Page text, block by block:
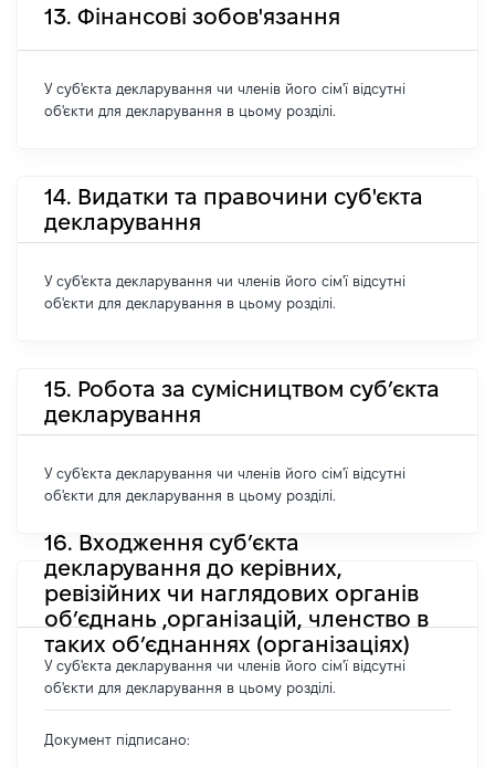
13. Фінансові зобов'язання
У суб'єкта декларування чи членів його сім'ї відсутні
об'єкти для декларування в цьому розділі.
14. Видатки та правочини суб'єкта
декларування
У суб'єкта декларування чи членів його сім'ї відсутні
об'єкти для декларування в цьому розділі.
15. Робота за сумісництвом суб’єкта
декларування
У суб'єкта декларування чи членів його сім'ї відсутні
об'єкти для декларування в цьому розділі.
16. Входження суб’єкта
декларування до керівних,
ревізійних чи наглядових органів
об’єднань ,організацій, членство в
таких об’єднаннях (організаціях)
У суб'єкта декларування чи членів його сім'ї відсутні
об'єкти для декларування в цьому розділі.
Документ підписано: